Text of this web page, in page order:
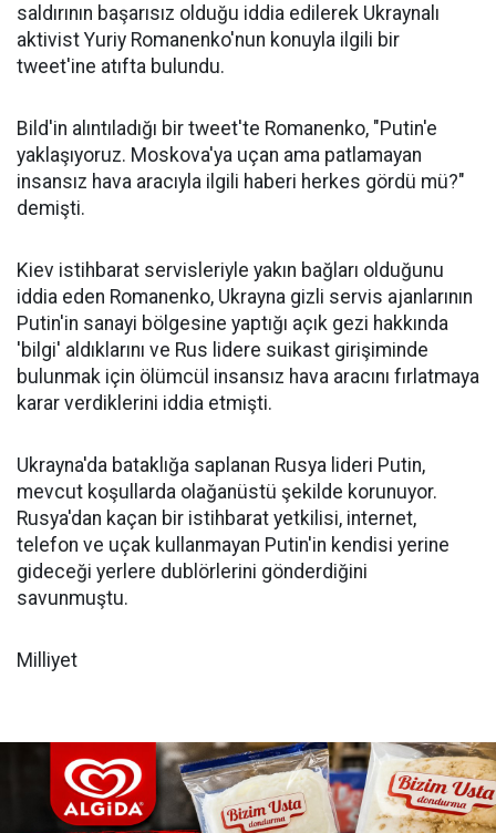
saldırının başarısız olduğu iddia edilerek Ukraynalı
aktivist Yuriy Romanenko'nun konuyla ilgili bir
tweet'ine atıfta bulundu.
Bild'in alıntıladığı bir tweet'te Romanenko, "Putin'e
yaklaşıyoruz. Moskova'ya uçan ama patlamayan
insansız hava aracıyla ilgili haberi herkes gördü mü?"
demişti.
Kiev istihbarat servisleriyle yakın bağları olduğunu
iddia eden Romanenko, Ukrayna gizli servis ajanlarının
Putin'in sanayi bölgesine yaptığı açık gezi hakkında
'bilgi' aldıklarını ve Rus lidere suikast girişiminde
bulunmak için ölümcül insansız hava aracını fırlatmaya
karar verdiklerini iddia etmişti.
Ukrayna'da bataklığa saplanan Rusya lideri Putin,
mevcut koşullarda olağanüstü şekilde korunuyor.
Rusya'dan kaçan bir istihbarat yetkilisi, internet,
telefon ve uçak kullanmayan Putin'in kendisi yerine
gideceği yerlere dublörlerini gönderdiğini
savunmuştu.
Milliyet